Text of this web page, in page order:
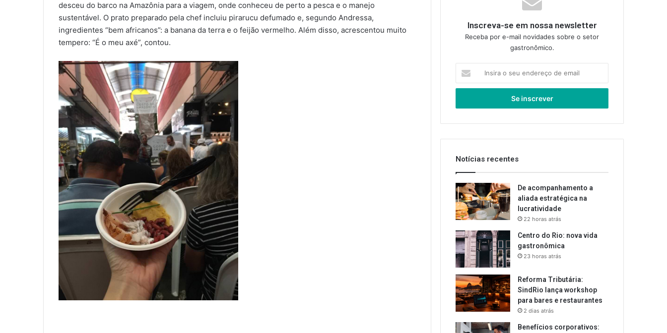
desceu do barco na Amazônia para a viagem, onde conheceu de perto a pesca e o manejo
sustentável. O prato preparado pela chef incluiu pirarucu defumado e, segundo Andressa,
ingredientes “bem africanos”: a banana da terra e o feijão vermelho. Além disso, acrescentou muito
tempero: “É o meu axé”, contou.
Inscreva-se em nossa newsletter
Receba por e-mail novidades sobre o setor
gastronômico.
seu
de
Notícias recentes
De acompanhamento a
aliada estratégica na
lucratividade
22 horas atrás
Centro do Rio: nova vida
gastronômica
23 horas atrás
Reforma Tributária:
SindRio lança workshop
para bares e restaurantes
2 dias atrás
Benefícios corporativos: